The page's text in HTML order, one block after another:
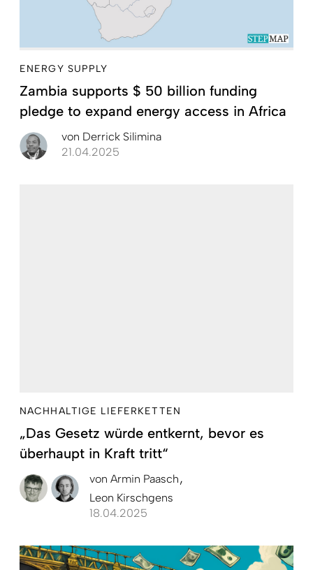
ENERGY SUPPLY
Zambia supports $ 50 billion funding
pledge to expand energy access in Africa
von Derrick Silimina
21.04.2025
NACHHALTIGE LIEFERKETTEN
„Das Gesetz würde entkernt, bevor es
überhaupt in Kraft tritt“
von Armin Paasch
Leon Kirschgens
18.04.2025